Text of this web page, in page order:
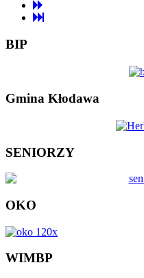
BIP
Gmina Kłodawa
SENIORZY
OKO
WIMBP